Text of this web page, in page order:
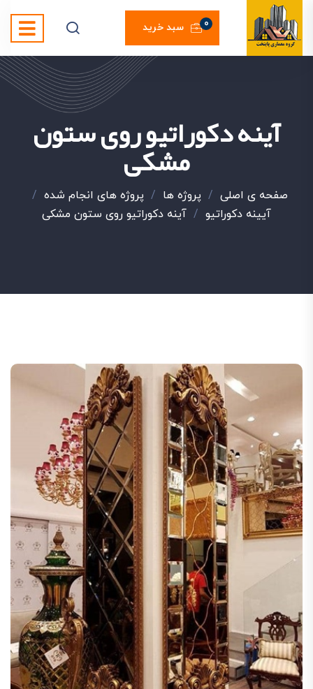
سبد خرید 0
آینه دکوراتیو روی ستون
مشکی
صفحه ی اصلی / پروژه ها / پروژه های انجام شده /
آیینه دکوراتیو / آینه دکوراتیو روی ستون مشکی